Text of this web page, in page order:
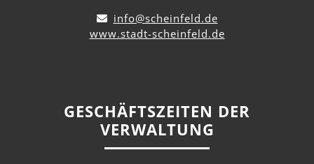
info@scheinfeld.de
www.stadt-scheinfeld.de
GESCHÄFTSZEITEN DER
VERWALTUNG